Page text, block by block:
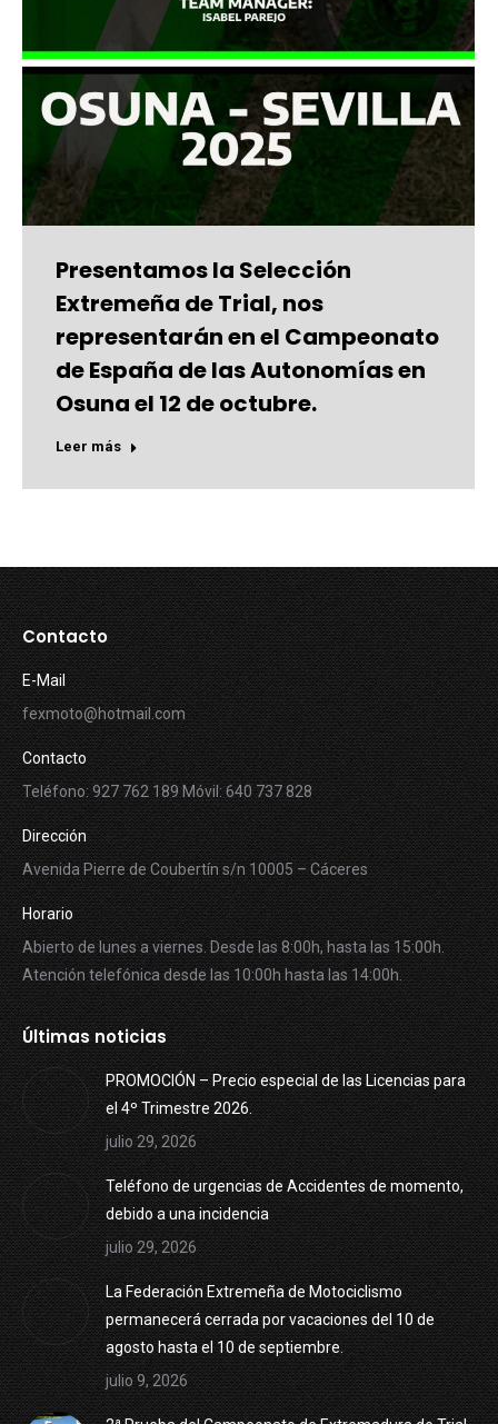
Presentamos la Selección
Extremeña de Trial, nos
representarán en el Campeonato
de España de las Autonomías en
Osuna el 12 de octubre.
Leer más
Contacto
E-Mail
fexmoto@hotmail.com
Contacto
Teléfono: 927 762 189 Móvil: 640 737 828
Dirección
Avenida Pierre de Coubertín s/n 10005 – Cáceres
Horario
Abierto de lunes a viernes. Desde las 8:00h, hasta las 15:00h.
Atención telefónica desde las 10:00h hasta las 14:00h.
Últimas noticias
PROMOCIÓN – Precio especial de las Licencias para
el 4º Trimestre 2026.
julio 29, 2026
Teléfono de urgencias de Accidentes de momento,
debido a una incidencia
julio 29, 2026
La Federación Extremeña de Motociclismo
permanecerá cerrada por vacaciones del 10 de
agosto hasta el 10 de septiembre.
julio 9, 2026